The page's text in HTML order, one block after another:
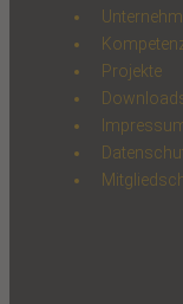
Projekte